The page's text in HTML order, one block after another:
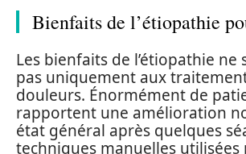
Bienfaits de l’étiopathie
Les bienfaits de l’étiopathie ne
pas uniquement aux
douleurs. Énormément de
rapportent une amélioration
état général après quelques
techniques manuelles utilisées